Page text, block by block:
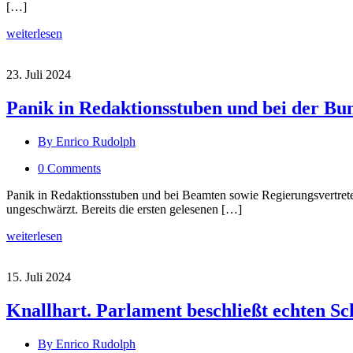
[…]
weiterlesen
23. Juli 2024
Panik in Redaktionsstuben und bei der
By Enrico Rudolph
0 Comments
Panik in Redaktionsstuben und bei Beamten sowie
ungeschwärzt. Bereits die ersten gelesenen […]
weiterlesen
15. Juli 2024
Knallhart. Parlament beschließt echten
By Enrico Rudolph